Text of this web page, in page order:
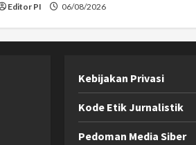
Editor PI 06/08/2026
Kebijakan Privasi
Kode Etik Jurnalistik
Pedoman Media Siber